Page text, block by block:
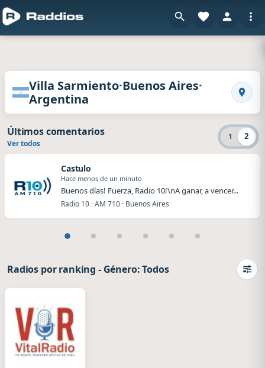
Radios de Villa Sarmiento · Buenos Aires ·
Villa Sarmiento·Buenos Aires·
Argentina
1 2
Últimos comentarios
Ver todos
Castulo
Hace menos de un minuto
Buenos días! Fuerza, Radio 10!\nA ganar, a vencer...
Radio 10 · AM 710 · Buenos Aires
Radios por ranking - Género: Todos